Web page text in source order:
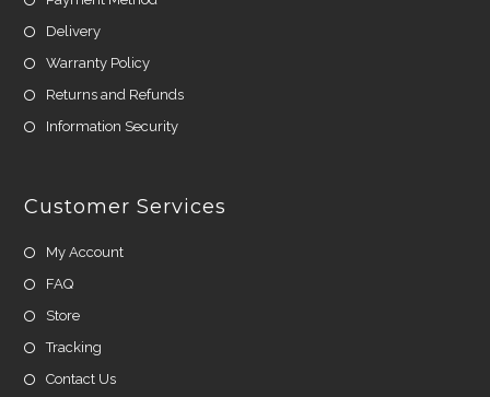
Delivery
Warranty Policy
Returns and Refunds
Information Security
Customer Services
My Account
FAQ
Store
Tracking
Contact Us